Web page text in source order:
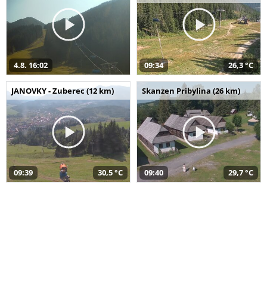
4.8. 16:02 09:34 26,3 °C
JANOVKY - Zuberec (12 km)
09:39 30,5 °C
Skanzen Pribylina (26 km)
09:40 29,7 °C